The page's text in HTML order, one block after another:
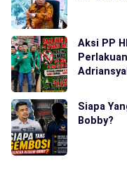
Aksi PP
Siapa
Bobby?